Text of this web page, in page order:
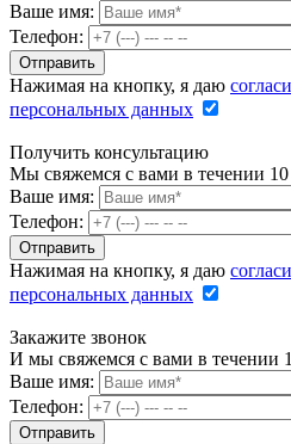
Ваше имя:
Телефон:
Нажимая на кнопку, я даю
персональных данных
Получить консультацию
Мы свяжемся с вами в течении
Ваше имя:
Телефон:
Нажимая на кнопку, я даю
персональных данных
Закажите звонок
И мы свяжемся с вами в течении
Ваше имя:
Телефон: